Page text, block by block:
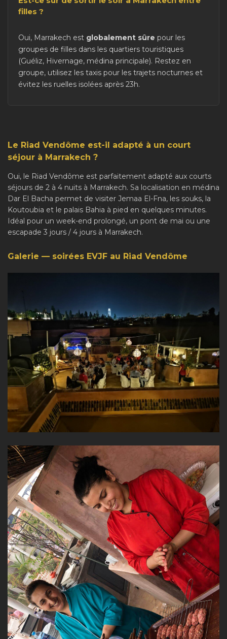
filles ?
Oui, Marrakech est globalement sûre pour les
groupes de filles dans les quartiers touristiques
(Guéliz, Hivernage, médina principale). Restez en
groupe, utilisez les taxis pour les trajets nocturnes et
évitez les ruelles isolées après 23h.
Le Riad Vendôme est-il adapté à un court
séjour à Marrakech ?
Oui, le Riad Vendôme est parfaitement adapté aux courts
séjours de 2 à 4 nuits à Marrakech. Sa localisation en médina
Dar El Bacha permet de visiter Jemaa El-Fna, les souks, la
Koutoubia et le palais Bahia à pied en quelques minutes.
Idéal pour un week-end prolongé, un pont de mai ou une
escapade 3 jours / 4 jours à Marrakech.
Galerie — soirées EVJF au Riad Vendôme